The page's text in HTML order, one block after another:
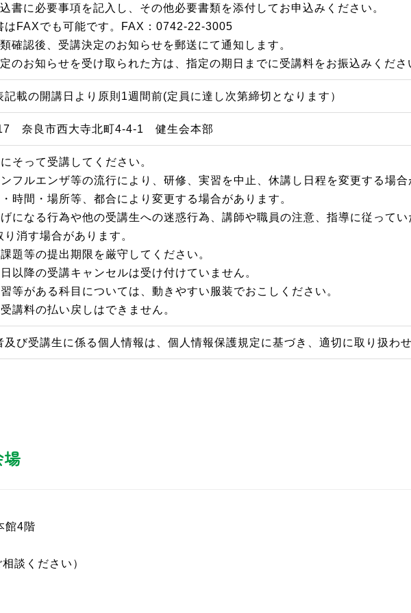
書に必要事項を記入し、その他必要書類を添付してお申込みください。
はFAXでも可能です。FAX：0742-22-3005
確認後、受講決定のお知らせを郵送にて通知します。
のお知らせを受け取られた方は、指定の期日までに受講料をお振込みくださ
記載の開講日より原則1週間前(定員に達し次第締切となります）
奈良市西大寺北町4-4-1 健生会本部
そって受講してください。
フルエンザ等の流行により、研修、実習を中止、休講し日程を変更する場合
時間・場所等、都合により変更する場合があります。
になる行為や他の受講生への迷惑行為、講師や職員の注意、指導に従って
り消す場合があります。
題等の提出期限を厳守してください。
以降の受講キャンセルは受け付けていません。
等がある科目については、動きやすい服装でおこしください。
講料の払い戻しはできません。
及び受講生に係る個人情報は、個人情報保護規定に基づき、適切に取り扱わ
館4階
談ください）